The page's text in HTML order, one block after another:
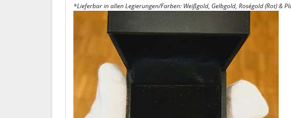
*Lieferbar in allen Legierungen/Farben: Weißgold, Gelbgold, Roségold (Rot) &